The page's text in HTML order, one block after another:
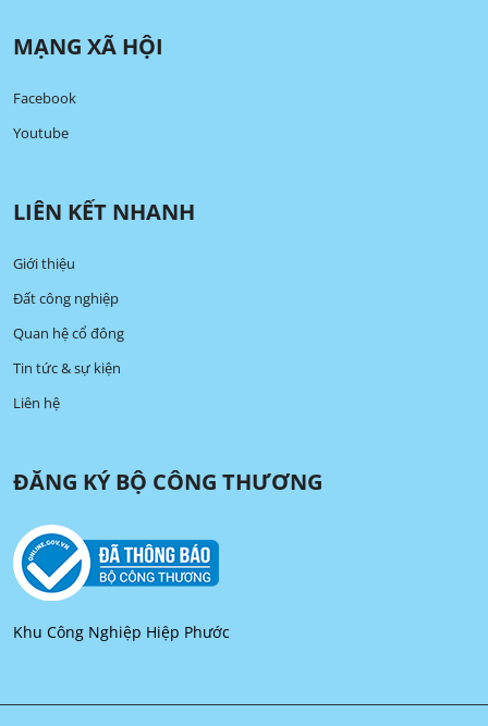
MẠNG XÃ HỘI
Facebook
Youtube
LIÊN KẾT NHANH
Giới thiệu
Đất công nghiệp
Quan hệ cổ đông
Tin tức & sự kiện
Liên hệ
ĐĂNG KÝ BỘ CÔNG THƯƠNG
Khu Công Nghiệp Hiệp Phước